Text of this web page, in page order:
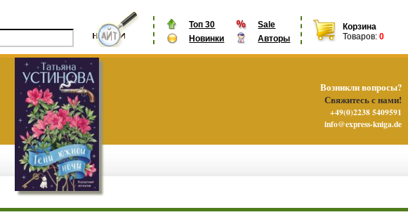
Топ 30
Sale
Новинки
Авторы
Корзина
Товаров: 0
Возникли вопросы?
Свяжитесь с нами!
+49(0)2238 5409591
info@express-kniga.de